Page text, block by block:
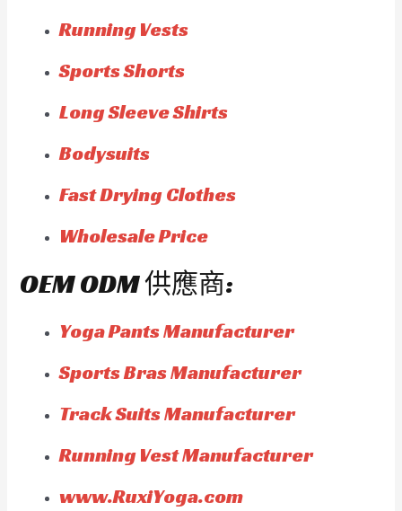
Running Vests
Sports Shorts
Long Sleeve Shirts
Bodysuits
Fast Drying Clothes
Wholesale Price
OEM ODM 供應商:
Yoga Pants Manufacturer
Sports Bras Manufacturer
Track Suits Manufacturer
Running Vest Manufacturer
www.RuxiYoga.com